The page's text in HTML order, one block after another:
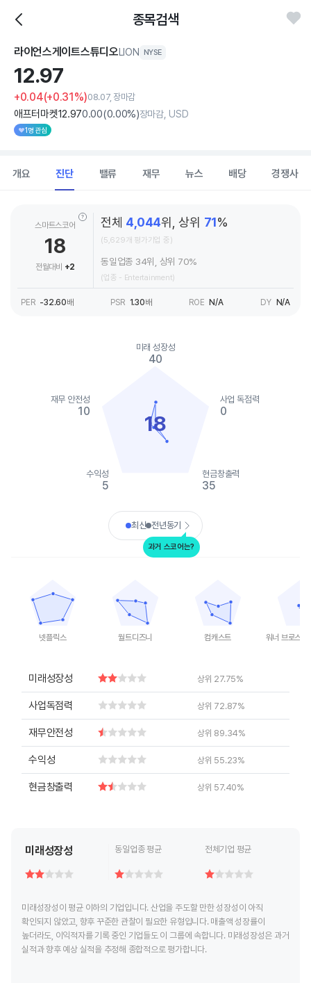
종목검색
라이언스게이트스튜디오LION NYSE
12.97
+0.04(+0.31%)08.07, 장마감
애프터마켓12.970.00(0.00%)장마감, USD
1명 관심
개요 진단 밸류 재무 뉴스 배당 경쟁사
스마트스코어
18
전월대비 +2
전체 4,044위, 상위 71%
(5,629개 평가기업 중)
동일업종 34위, 상위 70%
(업종 - Entertainment)
PER -32.60배 PSR 1.30배 ROE N/A DY N/A
18
미래 성장성
40
사업 독점력
0
현금창출력
35
수익성
5
재무 안전성
10
End of interactive chart.
최신 전년동기
과거 스코어는?
The chart has 1 X axis displaying categories.
The chart has 1 Y axis displaying values. Data ranges from 60
넷플릭스
The chart has 1 Y axis displaying values.
월트디즈니
컴캐스트
The chart has 1 Y axis
컴캐스트
The
미래성장성 상위 27.75%
사업독점력 상위 72.87%
재무안전성 상위 89.34%
수익성 상위 55.23%
현금창출력 상위 57.40%
미래성장성 동일업종 평균 전체기업 평균
미래성장성이 평균 이하의 기업입니다. 산업을 주도할 만한 성장성이 아직
확인되지 않았고, 향후 꾸준한 관찰이 필요한 유형입니다. 매출액 성장률이
높더라도, 이익적자를 기록 중인 기업들도 이 그룹에 속합니다. 미래성장성은 과거
실적과 향후 예상 실적을 추정해 종합적으로 평가합니다.